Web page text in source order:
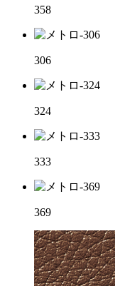
358
306
324
333
369